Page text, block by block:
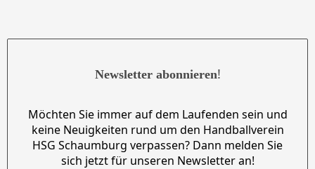
Newsletter abonnieren!
Möchten Sie immer auf dem Laufenden sein und
keine Neuigkeiten rund um den Handballverein
HSG Schaumburg verpassen? Dann melden Sie
sich jetzt für unseren Newsletter an!